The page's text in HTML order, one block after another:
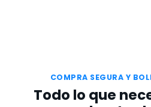
COMPRA SEGURA Y
Todo lo que